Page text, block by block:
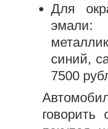
Для
эмали:
синий,
7500
говорить